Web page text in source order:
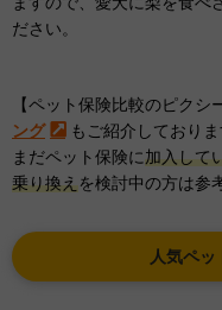
ださい。
【ペット保険比較のピクシ
ング
もご紹介しておりま
まだペット保険に加入して
乗り換えを検討中の方は参
人気ペ